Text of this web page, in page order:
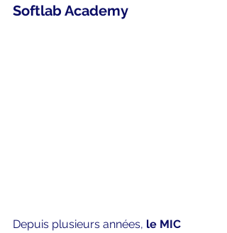
Softlab Academy
Depuis plusieurs années, le MIC